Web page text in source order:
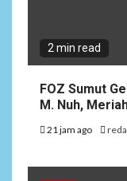
2 min read
FOZ Sumut
M. Nuh,
21 jam ago